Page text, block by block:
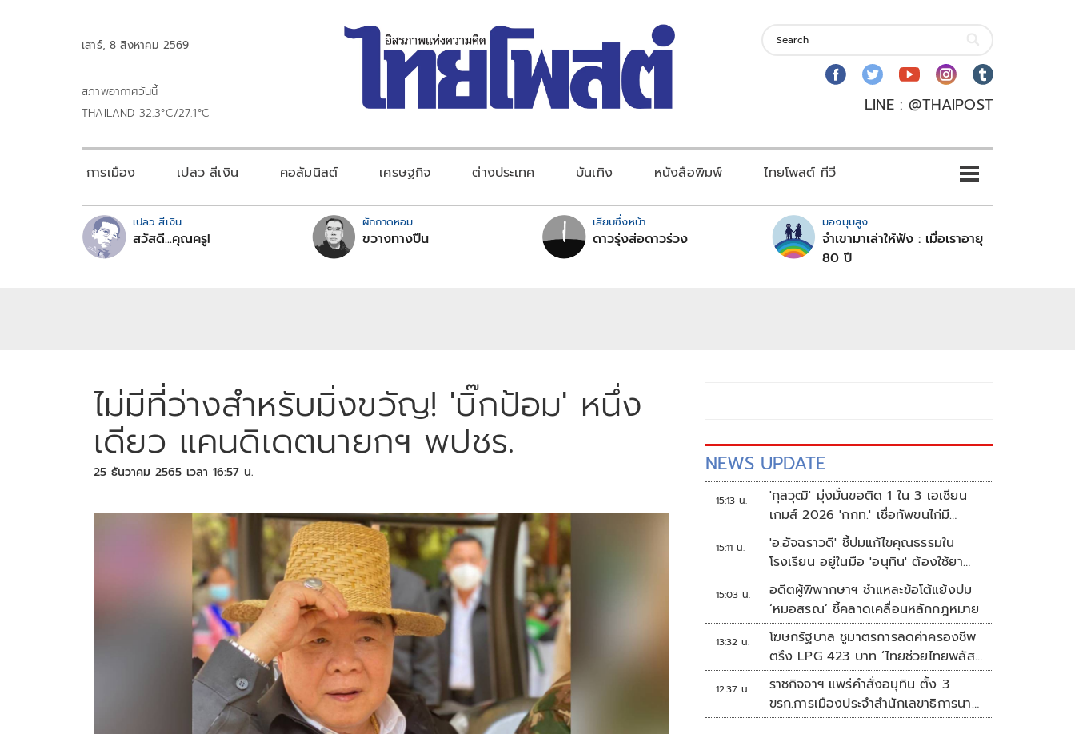
เสาร์, 8 สิงหาคม 2569
สภาพอากาศวันนี้
THAILAND 32.3°C/27.1°C
LINE : @THAIPOST
การเมือง เปลว สีเงิน คอลัมนิสต์ เศรษฐกิจ ต่างประเทศ บันเทิง หนังสือพิมพ์ ไทยโพสต์ ทีวี
เปลว สีเงิน
สวัสดี...คุณครู!
ผักกาดหอม
ขวางทางปืน
เสียบซึ่งหน้า
ดาวรุ่งส่อดาวร่วง
มองมุมสูง
จำเขามาเล่าให้ฟัง : เมื่อเราอายุ
80 ปี
ไม่มีที่ว่างสำหรับมิ่งขวัญ! 'บิ๊กป้อม' หนึ่ง
เดียว แคนดิเดตนายกฯ พปชร.
25 ธันวาคม 2565 เวลา 16:57 น. NEWS UPDATE
15:13 น.
'กุลวุฒิ' มุ่งมั่นขอติด 1 ใน 3 เอเชียน
เกมส์ 2026 'กกท.' เชื่อทัพขนไก่มี
เหรียญแน่
15:11 น.
'อ.อัจฉราวดี' ชี้ปมแก้ไขคุณธรรมใน
โรงเรียน อยู่ในมือ 'อนุทิน' ต้องใช้ยา
แรงกับ ก.ศึกษา เรื่องปืนแค่ปลายเหตุ
15:03 น.
อดีตผู้พิพากษาฯ ชำแหละข้อโต้แย้งปม
‘หมอสรณ’ ชี้คลาดเคลื่อนหลักกฎหมาย
13:32 น.
โฆษกรัฐบาล ชูมาตรการลดค่าครองชีพ
ตรึง LPG 423 บาท ‘ไทยช่วยไทยพลัส’
ดันเงินหมุนแสนล้าน
12:37 น.
ราชกิจจาฯ แพร่คำสั่งอนุทิน ตั้ง 3
ขรก.การเมืองประจำสำนักเลขาธิการนา
ยกฯ